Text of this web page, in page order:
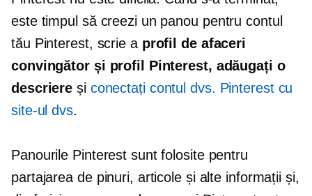
este timpul să creezi un panou pentru contul
tău Pinterest, scrie a profil de afaceri
convingător și profil Pinterest, adăugați o
descriere și conectați contul dvs. Pinterest cu
site-ul dvs.
Panourile Pinterest sunt folosite pentru
partajarea de pinuri, articole și alte informații și,